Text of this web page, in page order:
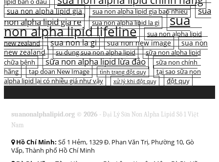
sua non alpha lipid gia sua non alpha lipid gia bao nhieu
sua
non alpha lipid gia re
sua non alpha lipid la gi sua
non alpha lipid lifeline
sua non alpha lipid
new zealand
sua non la gi sua non new image
sua non
new zealand
su dung sua non alpha lipid
sữa non alpha lipid
chữa bệnh
sữa non alpha lipid lừa đảo
sữa non chính
hãng
tap doan New Image tình trạng đột quỵ
tại sao sữa non
alpha lipid lại có nhiều giá như vậy
xử lý khi đột quỵ đột quỵ
suanonalphalipid.org © 2026 - Đại Lý Sữa Non Alpha Lipid Số 1 Việt
Nam
Hồ Chí Minh: Số 1 Hẻm, 1329 Đ. Phan Văn Trị, Phường 10, Gò
Vấp, Thành phố Hồ Chí Minh